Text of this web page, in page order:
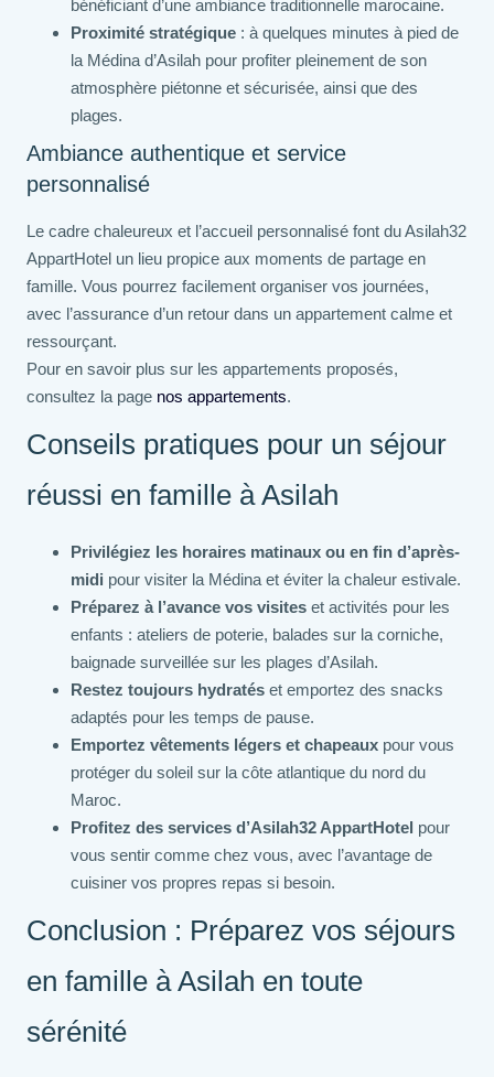
bénéficiant d’une ambiance traditionnelle marocaine.
Proximité stratégique : à quelques minutes à pied de
la Médina d’Asilah pour profiter pleinement de son
atmosphère piétonne et sécurisée, ainsi que des
plages.
Ambiance authentique et service
personnalisé
Le cadre chaleureux et l’accueil personnalisé font du Asilah32
AppartHotel un lieu propice aux moments de partage en
famille. Vous pourrez facilement organiser vos journées,
avec l’assurance d’un retour dans un appartement calme et
ressourçant.
Pour en savoir plus sur les appartements proposés,
consultez la page nos appartements.
Conseils pratiques pour un séjour
réussi en famille à Asilah
Privilégiez les horaires matinaux ou en fin d’après-
midi pour visiter la Médina et éviter la chaleur estivale.
Préparez à l’avance vos visites et activités pour les
enfants : ateliers de poterie, balades sur la corniche,
baignade surveillée sur les plages d’Asilah.
Restez toujours hydratés et emportez des snacks
adaptés pour les temps de pause.
Emportez vêtements légers et chapeaux pour vous
protéger du soleil sur la côte atlantique du nord du
Maroc.
Profitez des services d’Asilah32 AppartHotel pour
vous sentir comme chez vous, avec l’avantage de
cuisiner vos propres repas si besoin.
Conclusion : Préparez vos séjours
en famille à Asilah en toute
sérénité